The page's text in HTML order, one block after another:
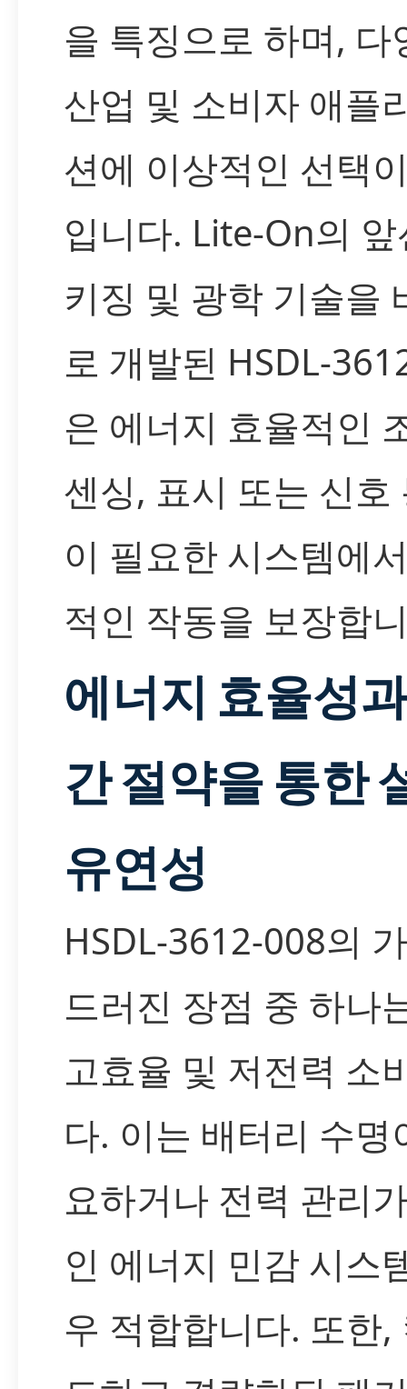
을 특징으로 하며, 다
산업 및 소비자 애플
션에 이상적인 선택
입니다. Lite-On의
키징 및 광학 기술을
로 개발된 HSDL-
은 에너지 효율적인
센싱, 표시 또는 신호
이 필요한 시스템에
적인 작동을 보장합
에너지 효율성
간 절약을 통한
유연성
HSDL-3612-008의
드러진 장점 중 하나
고효율 및 저전력 소
다. 이는 배터리 수명
요하거나 전력 관리
인 에너지 민감 시스
우 적합합니다. 또한,